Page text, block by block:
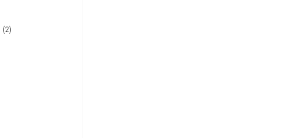
2